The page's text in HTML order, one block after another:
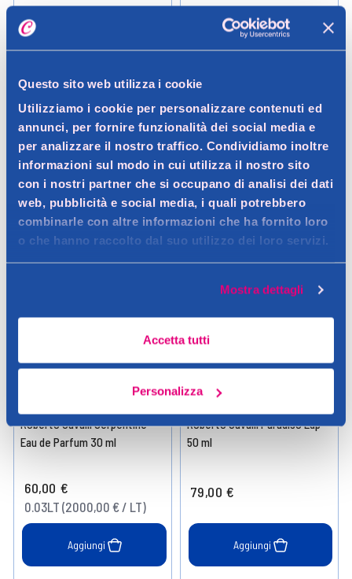
Questo sito web utilizza i cookie
Utilizziamo i cookie per personalizzare contenuti ed
annunci, per fornire funzionalità dei social media e
per analizzare il nostro traffico. Condividiamo inoltre
informazioni sul modo in cui utilizza il nostro sito
con i nostri partner che si occupano di analisi dei dati
web, pubblicità e social media, i quali potrebbero
combinarle con altre informazioni che ha fornito loro
o che hanno raccolto dal suo utilizzo dei loro servizi.
Mostra dettagli
Accetta tutti
Personalizza
Roberto Cavalli
Roberto Cavalli Just Cavalli
For Her Eau de Toilette 75 ml
82,00 €
0.05LT (1640,00 € / LT)
Aggiungi
Help
Verifica disp. in negozio
Roberto Cavalli
Roberto Cavalli Sweet
Ferocious Eau de Parfum 30
0.03LT (1500,00 € / LT)
Aggiungi
Help
Verifica disp. in negozio
Roberto Cavalli Serpentine
Eau de Parfum 30 ml
60,00 €
0.03LT (2000,00 € / LT)
Aggiungi
Roberto Cavalli Paradiso Edp
50 ml
79,00 €
Aggiungi